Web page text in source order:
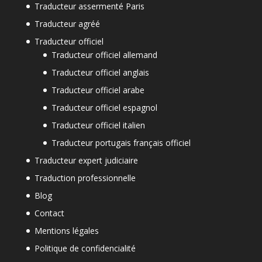
Traducteur assermenté Paris
Traducteur agréé
Traducteur officiel
Traducteur officiel allemand
Traducteur officiel anglais
Traducteur officiel arabe
Traducteur officiel espagnol
Traducteur officiel italien
Traducteur portugais français officiel
Traducteur expert judiciaire
Traduction professionnelle
Blog
Contact
Mentions légales
Politique de confidencialité